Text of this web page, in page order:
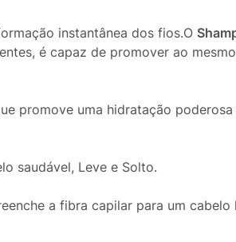
instantânea dos fios.O
é capaz de promover ao mesmo
promove uma hidratação poderosa
saudável, Leve e Solto.
a fibra capilar para um cabelo